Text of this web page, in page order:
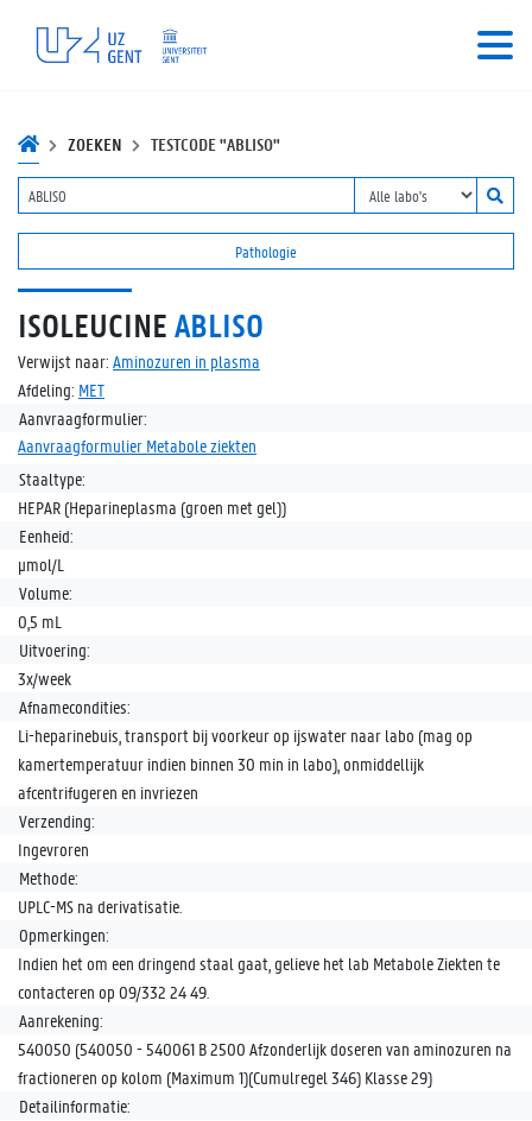
ZOEKEN TESTCODE "ABLISO"
Pathologie
ISOLEUCINE ABLISO
Verwijst naar: Aminozuren in plasma
Afdeling: MET
Aanvraagformulier:
Aanvraagformulier Metabole ziekten
Staaltype:
HEPAR (Heparineplasma (groen met gel))
Eenheid:
µmol/L
Volume:
0,5 mL
Uitvoering:
3x/week
Afnamecondities:
Li-heparinebuis, transport bij voorkeur op ijswater naar labo (mag op
kamertemperatuur indien binnen 30 min in labo), onmiddellijk
afcentrifugeren en invriezen
Verzending:
Ingevroren
Methode:
UPLC-MS na derivatisatie.
Opmerkingen:
Indien het om een dringend staal gaat, gelieve het lab Metabole Ziekten te
contacteren op 09/332 24 49.
Aanrekening:
540050 (540050 - 540061 B 2500 Afzonderlijk doseren van aminozuren na
fractioneren op kolom (Maximum 1)(Cumulregel 346) Klasse 29)
Detailinformatie: